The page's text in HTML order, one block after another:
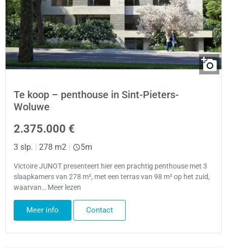
Te koop – penthouse in Sint-Pieters-
Woluwe
2.375.000 €
3 slp. 278 m2 5m
Victoire JUNOT presenteert hier een prachtig penthouse met 3
slaapkamers van 278 m², met een terras van 98 m² op het zuid,
waarvan… Meer lezen
Meer info Contact